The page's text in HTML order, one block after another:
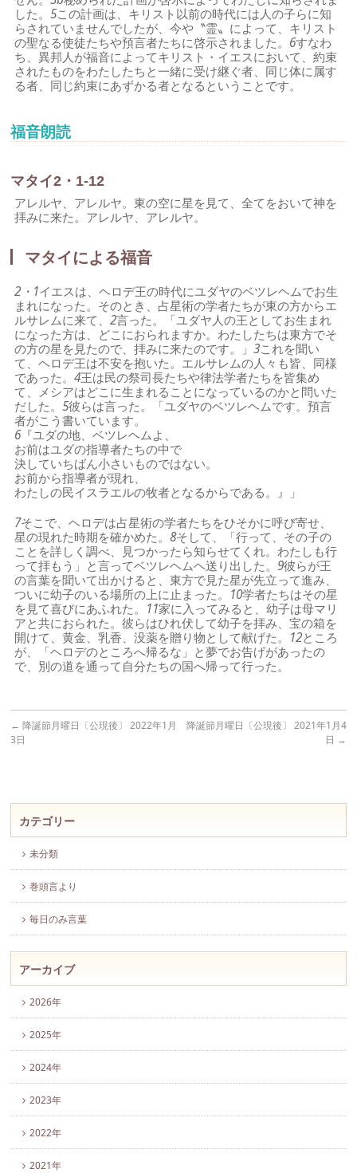
した。5この計画は、キリスト以前の時代には人の子らに知
らされていませんでしたが、今や〝霊〟によって、キリスト
の聖なる使徒たちや預言者たちに啓示されました。 6すなわ
ち、異邦人が福音によってキリスト・イエスにおいて、約束
されたものをわたしたちと一緒に受け継ぐ者、同じ体に属す
る者、同じ約束にあずかる者となるということです。
福音朗読
マタイ2・1-12
アレルヤ、アレルヤ。東の空に星を見て、全てをおいて神を
拝みに来た。アレルヤ、アレルヤ。
マタイによる福音
2・1イエスは、ヘロデ王の時代にユダヤのベツレヘムでお生
まれになった。そのとき、占星術の学者たちが東の方からエ
ルサレムに来て、2言った。「ユダヤ人の王としてお生まれ
になった方は、どこにおられますか。わたしたちは東方でそ
の方の星を見たので、拝みに来たのです。」3これを聞い
て、ヘロデ王は不安を抱いた。エルサレムの人々も皆、同様
であった。4王は民の祭司長たちや律法学者たちを皆集め
て、メシアはどこに生まれることになっているのかと問いた
だした。5彼らは言った。「ユダヤのベツレヘムです。預言
者がこう書いています。
6『ユダの地、ベツレヘムよ、
お前はユダの指導者たちの中で
決していちばん小さいものではない。
お前から指導者が現れ、
わたしの民イスラエルの牧者となるからである。』」
7そこで、ヘロデは占星術の学者たちをひそかに呼び寄せ、
星の現れた時期を確かめた。8そして、「行って、その子の
ことを詳しく調べ、見つかったら知らせてくれ。わたしも行
って拝もう」と言ってベツレヘムヘ送り出した。9彼らが王
の言葉を聞いて出かけると、東方で見た星が先立って進み、
ついに幼子のいる場所の上に止まった。 10学者たちはその星
を見て喜びにあふれた。 11家に入ってみると、幼子は母マリ
アと共におられた。彼らはひれ伏して幼子を拝み、宝の箱を
開けて、黄金、乳香、没薬を贈り物として献げた。 12ところ
が、「ヘロデのところへ帰るな」と夢でお告げがあったの
で、別の道を通って自分たちの国へ帰って行った。
← 降誕節月曜日〔公現後〕 2022年1月
3日
降誕節月曜日〔公現後〕 2021年1月4
日 →
カテゴリー
未分類
巻頭言より
毎日のみ言葉
アーカイブ
2026年
2025年
2024年
2023年
2022年
2021年